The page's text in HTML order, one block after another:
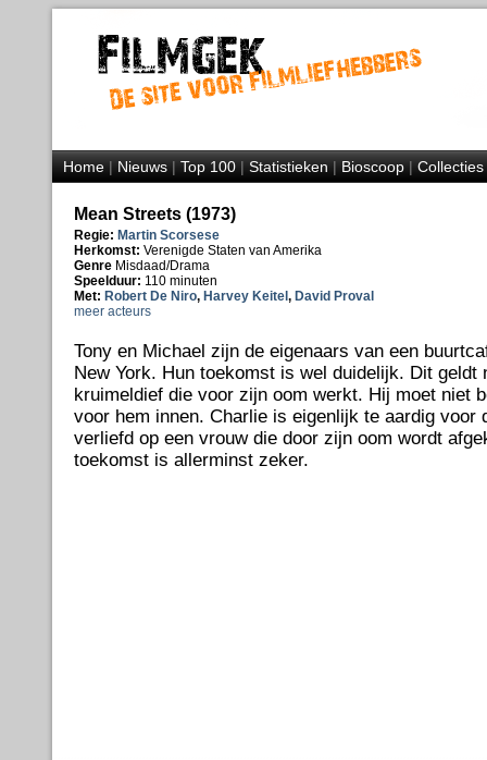
Home|Nieuws|Top 100|Statistieken|Bioscoop|Collecties
Mean Streets (1973)
Regie: Martin Scorsese
Herkomst: Verenigde Staten van Amerika
Genre Misdaad/Drama
Speelduur: 110 minuten
Met: Robert De Niro, Harvey Keitel , David Proval
meer acteurs
Tony en Michael zijn de eigenaars van een
New York. Hun toekomst is wel duidelijk. Dit geldt
kruimeldief die voor zijn oom werkt. Hij moet niet
voor hem innen. Charlie is eigenlijk te aardig voor
verliefd op een vrouw die door zijn oom wordt
toekomst is allerminst zeker.